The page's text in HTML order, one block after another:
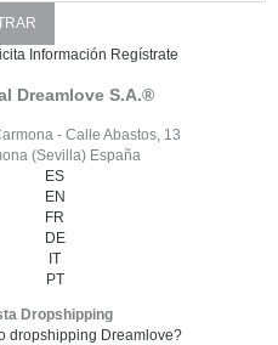
Información Regístrate
Dreamlove S.A.®
- Calle Abastos, 13
(Sevilla) España
ES
EN
FR
DE
IT
PT
Dropshipping
dropshipping Dreamlove?